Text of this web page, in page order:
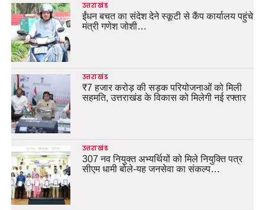
उत्तराखंड
ईंधन बचत का संदेश देने स्कूटी से कैंप कार्यालय पहुंचे
मंत्री गणेश जोशी…
उत्तराखंड
₹7 हजार करोड़ की सड़क परियोजनाओं को मिली
सहमति, उत्तराखंड के विकास को मिलेगी नई रफ्तार
उत्तराखंड
307 नव नियुक्त अभ्यर्थियों को मिले नियुक्ति पत्र
सीएम धामी बोले-यह जनसेवा का संकल्प…